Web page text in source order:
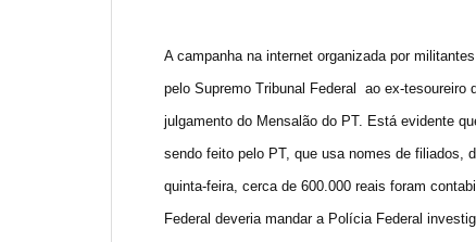
A campanha na internet organizada por
pelo Supremo Tribunal Federal ao ex-tesoureiro
julgamento do Mensalão do PT. Está evidente
sendo feito pelo PT, que usa nomes de filiados,
quinta-feira, cerca de 600.000 reais foram
Federal deveria mandar a Polícia Federal